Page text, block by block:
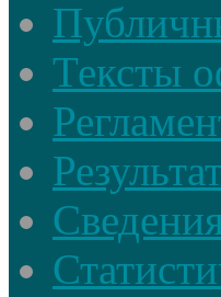
Тексты